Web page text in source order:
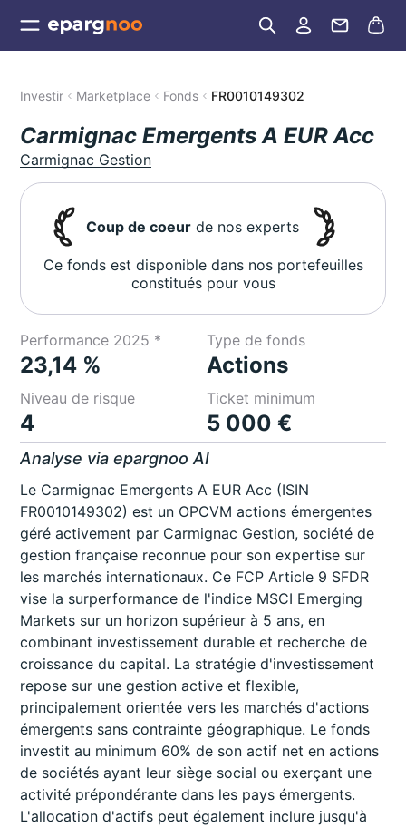
Investir Marketplace Fonds FR0010149302
Carmignac Emergents A EUR Acc
Carmignac Gestion
Coup de coeur de nos experts
Ce fonds est disponible dans nos portefeuilles
constitués pour vous
Performance 2025 *
23,14 %
Type de fonds
Actions
Niveau de risque
4
Ticket minimum
5 000 €
Analyse via epargnoo AI
Le Carmignac Emergents A EUR Acc (ISIN
FR0010149302) est un OPCVM actions émergentes
géré activement par Carmignac Gestion, société de
gestion française reconnue pour son expertise sur
les marchés internationaux. Ce FCP Article 9 SFDR
vise la surperformance de l'indice MSCI Emerging
Markets sur un horizon supérieur à 5 ans, en
combinant investissement durable et recherche de
croissance du capital. La stratégie d'investissement
repose sur une gestion active et flexible,
principalement orientée vers les marchés d'actions
émergents sans contrainte géographique. Le fonds
investit au minimum 60% de son actif net en actions
de sociétés ayant leur siège social ou exerçant une
activité prépondérante dans les pays émergents.
L'allocation d'actifs peut également inclure jusqu'à